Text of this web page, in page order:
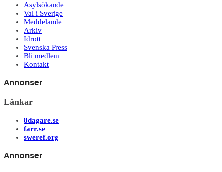
Asylsökande
Val i Sverige
Meddelande
Arkiv
Idrott
Svenska Press
Bli medlem
Kontakt
Annonser
Länkar
8dagare.se
farr.se
sweref.org
Annonser